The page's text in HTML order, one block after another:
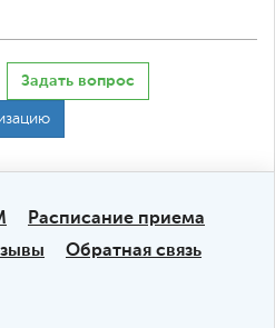
Задать вопрос
Расписание приема
Обратная связь